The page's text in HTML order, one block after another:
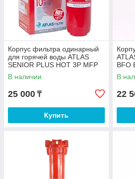
Корпус фильтра одинарный
для горячей воды ATLAS
SENIOR PLUS HOT 3P MFP
SX AB ½"
В наличии
25 000 ₸
Купить
BFO
В
22